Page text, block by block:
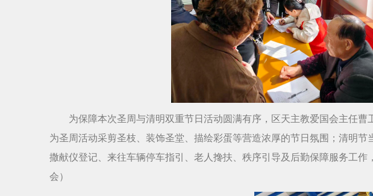
为保障本次圣周与清明双重节日活动圆满有序，区天主教爱国会主任
为圣周活动采剪圣枝、装饰圣堂、描绘彩蛋等营造浓厚的节日氛围；清明
撒献仪登记、来往车辆停车指引、老人搀扶、秩序引导及后勤保障服务工
会）